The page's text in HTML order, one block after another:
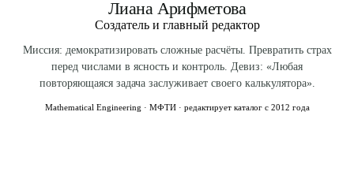
Лиана Арифметова
Создатель и главный редактор
Миссия: демократизировать сложные расчёты. Превратить страх
перед числами в ясность и контроль. Девиз: «Любая
повторяющаяся задача заслуживает своего калькулятора».
Mathematical Engineering · МФТИ · редактирует каталог с 2012 года